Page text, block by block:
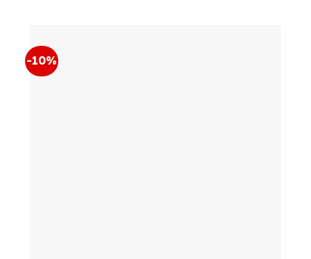
-10%